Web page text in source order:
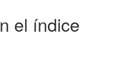
el índice